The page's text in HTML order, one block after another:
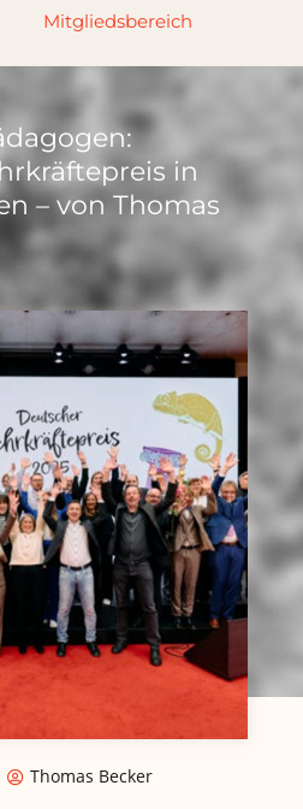
in
– von Thomas
Thomas Becker